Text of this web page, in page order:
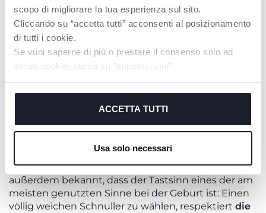
scopo di migliorare la tua esperienza sul sito.
Cliccando su “accetta tutti” acconsenti al posizionamento
di tutti i cookie.
Se vuoi saperne di più o prestare il consenso solo ad
alcuni cookie, clicca su "impostazioni".
Chiudendo questo banner acconsenti all’uso dei soli
cookie tecnici, indispensabili per fruire del servizio
ACCETTA TUTTI
Usa solo necessari
Für Kinderüber 18 Monategibt es spezielle Modelle,
die für größere Münder entwickelt wurden – für den
Fall, dass der Schnuller weiterhin verwendet wird.
MATERIAL UND SICHERHEIT DES
NUGGIS
die Sicherheit des Neugeborenen
praktisches, hygienisches und formstabiles Material,
leicht zu reinigen sind. Sie sind zudem
sanftzur empfindlichen Haut der Babys. Es ist
außerdem bekannt, dass der Tastsinn eines der am
meisten genutzten Sinne bei der Geburt ist: Einen
völlig weichen Schnuller zu wählen, respektiert die